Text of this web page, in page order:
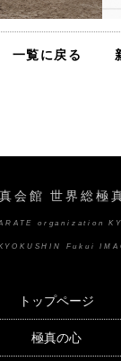
一覧に戻る
会館 世界総極
organization
Fukui
トップページ
極真の心